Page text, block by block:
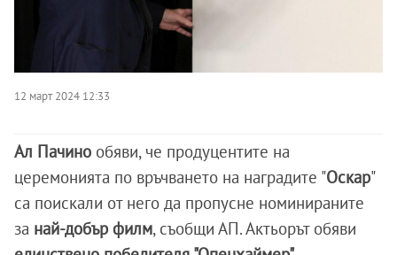
12 март 2024 12:33
Ал Пачино обяви, че продуцентите на
церемонията по връчването на наградите "Оскар"
са поискали от него да пропусне номинираните
за най-добър филм, съобщи АП. Актьорът обяви